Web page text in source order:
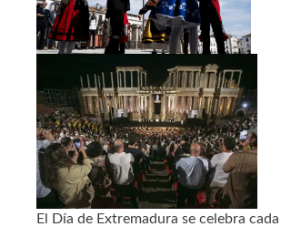
El Día de Extremadura se celebra